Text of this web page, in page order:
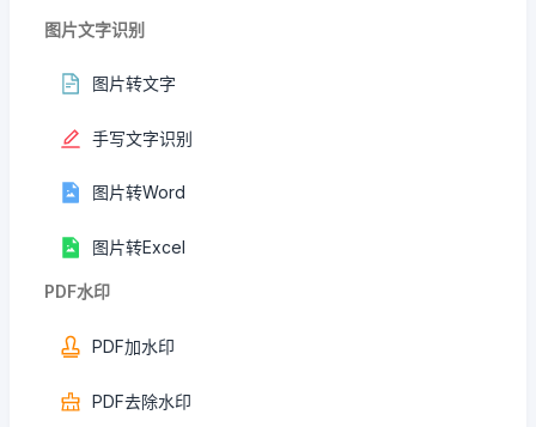
图片文字识别
图片转文字
手写文字识别
图片转Word
图片转Excel
PDF水印
PDF加水印
PDF去除水印